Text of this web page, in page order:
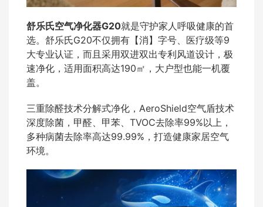
舒乐氏空气净化器G20就是守护家人呼吸健康的首
选。舒乐氏G20不仅拥有【消】字号、医疗级等9
大专业认证，而且采用双进双出专利风道设计，极
速净化，适用面积高达190㎡，大户型也能一机覆
盖。
三重除醛技术分解式净化，AeroShield空气盾技术
深度除菌，甲醛、甲苯、TVOC去除率99%以上，
多种病菌去除率高达99.99%，打造健康家居空气
环境。